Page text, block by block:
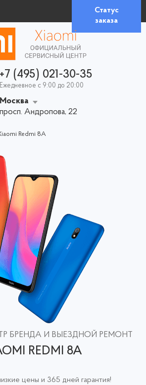
Статус
заказа
+7 (495) 021-30-35
Ежедневное с 9:00 до 20:00
Москва
просп. Андропова, 22
Redmi 8A
БРЕНДА И ВЫЕЗДНОЙ РЕМОНТ
REDMI 8A
цены и 365 дней гарантия!